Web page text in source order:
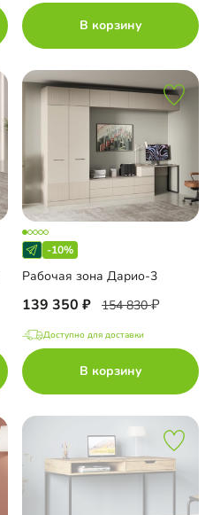
В корзину
-10%
Рабочая зона Дарио-3
139 350 154 830
Доступно для доставки
В корзину